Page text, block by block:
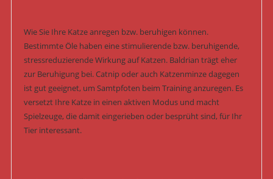
Wie Sie Ihre Katze anregen bzw. beruhigen können.
Bestimmte Öle haben eine stimulierende bzw. beruhigende,
stressreduzierende Wirkung auf Katzen. Baldrian trägt eher
zur Beruhigung bei. Catnip oder auch Katzenminze dagegen
ist gut geeignet, um Samtpfoten beim Training anzuregen. Es
versetzt Ihre Katze in einen aktiven Modus und macht
Spielzeuge, die damit eingerieben oder besprüht sind, für Ihr
Tier interessant.